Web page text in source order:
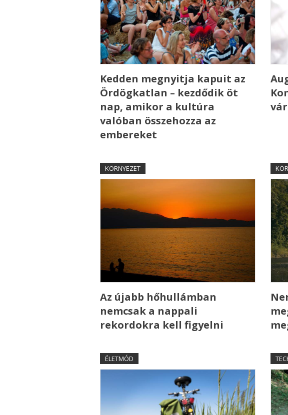
Kedden megnyitja kapuit az
Ördögkatlan – kezdődik öt
nap, amikor a kultúra
valóban összehozza az
embereket
KÖRNYEZET
Az újabb hőhullámban
nemcsak a nappali
rekordokra kell figyelni
ÉLETMÓD